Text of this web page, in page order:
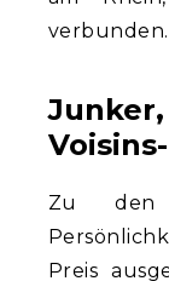
verbunden.
Zu den
Preis